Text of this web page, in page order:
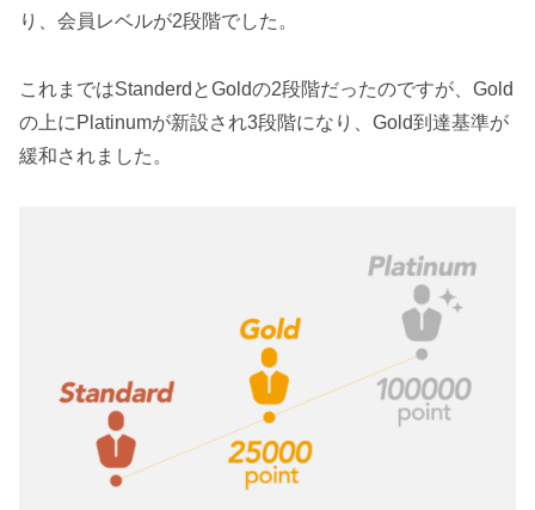
り、会員レベルが2段階でした。
これまではStanderdとGoldの2段階だったのですが、Gold
の上にPlatinumが新設され3段階になり、Gold到達基準が
緩和されました。